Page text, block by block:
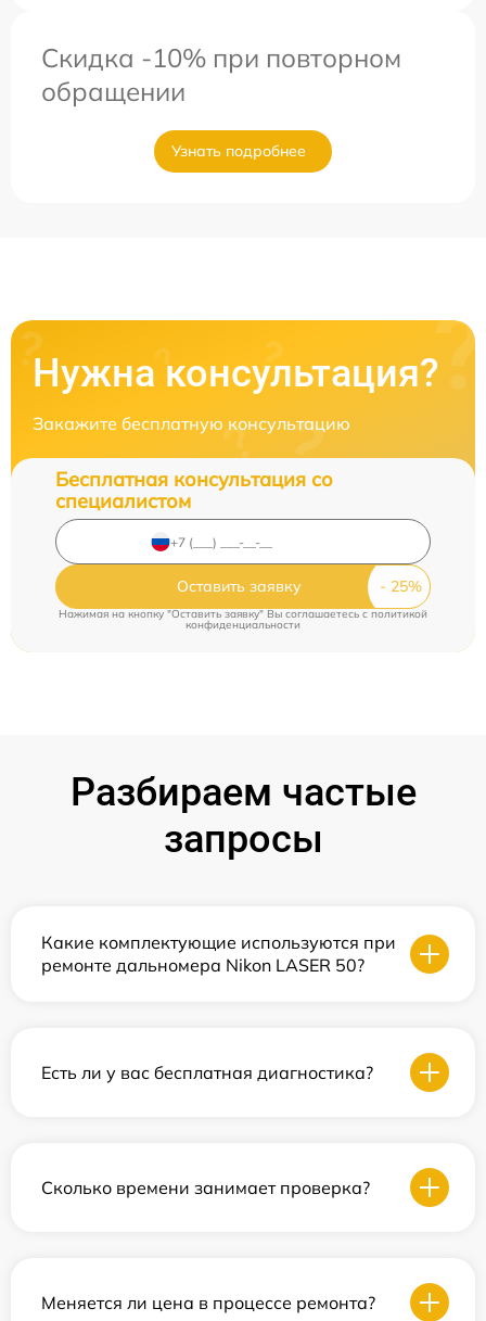
Скидка -10% при повторном
обращении
Узнать подробнее
Нужна консультация?
Закажите бесплатную консультацию
Бесплатная консультация со
специалистом
Оставить заявку
Нажимая на кнопку "Оставить заявку" Вы соглашаетесь c политикой
конфиденциальности
Разбираем частые
запросы
Какие комплектующие используются при
ремонте дальномера Nikon LASER 50?
Есть ли у вас бесплатная диагностика?
Сколько времени занимает проверка?
Меняется ли цена в процессе ремонта?